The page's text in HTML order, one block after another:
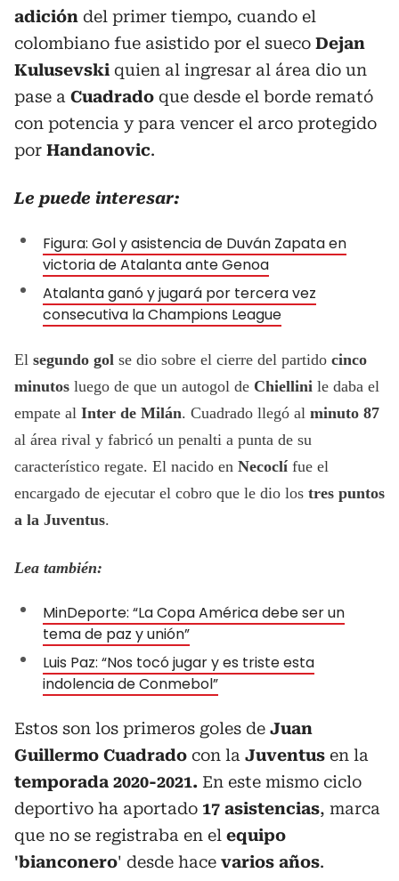
adición del primer tiempo, cuando el
colombiano fue asistido por el sueco Dejan
Kulusevski quien al ingresar al área dio un
pase a Cuadrado que desde el borde remató
con potencia y para vencer el arco protegido
por Handanovic.
Le puede interesar:
Figura: Gol y asistencia de Duván Zapata en
victoria de Atalanta ante Genoa
Atalanta ganó y jugará por tercera vez
consecutiva la Champions League
El segundo gol se dio sobre el cierre del partido cinco
minutos luego de que un autogol de Chiellini le daba el
empate al Inter de Milán. Cuadrado llegó al minuto 87
al área rival y fabricó un penalti a punta de su
característico regate. El nacido en Necoclí fue el
encargado de ejecutar el cobro que le dio los tres puntos
a la Juventus.
Lea también:
MinDeporte: “La Copa América debe ser un
tema de paz y unión”
Luis Paz: “Nos tocó jugar y es triste esta
indolencia de Conmebol”
Estos son los primeros goles de Juan
Guillermo Cuadrado con la Juventus en la
temporada 2020-2021. En este mismo ciclo
deportivo ha aportado 17 asistencias, marca
que no se registraba en el equipo
'bianconero' desde hace varios años.